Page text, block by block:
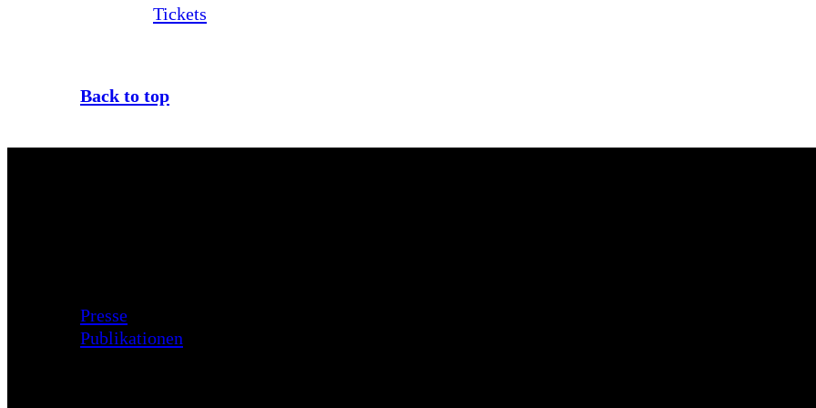
Tickets
Back to top
Presse
Publikationen